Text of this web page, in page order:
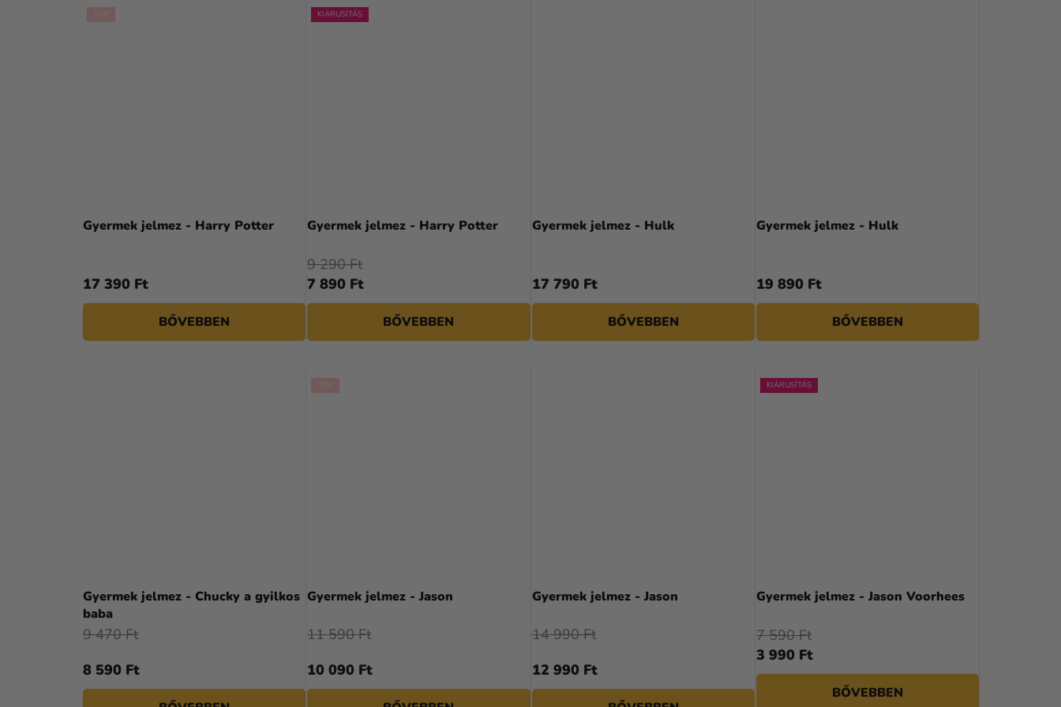
Gyermek jelmez - Harry Potter
17 390 Ft
BŐVEBBEN
KIÁRUSÍTÁS
Gyermek jelmez - Harry Potter
termék
átlagos
4,0
csillag.
7 890 Ft
9 290 Ft
BŐVEBBEN
Gyermek jelmez - Hulk
17 790 Ft
BŐVEBBEN
Gyermek jelmez - Hulk
19 890 Ft
BŐVEBBEN
Gyermek jelmez - Chucky a gyilkos
baba
8 590 Ft
9 470 Ft
Gyermek jelmez - Jason
10 090 Ft
11 590 Ft
Gyermek jelmez - Jason
12 990 Ft
14 990 Ft
KIÁRUSÍTÁS
Gyermek jelmez - Jason Voorhees
3 990 Ft
7 590 Ft
BŐVEBBEN